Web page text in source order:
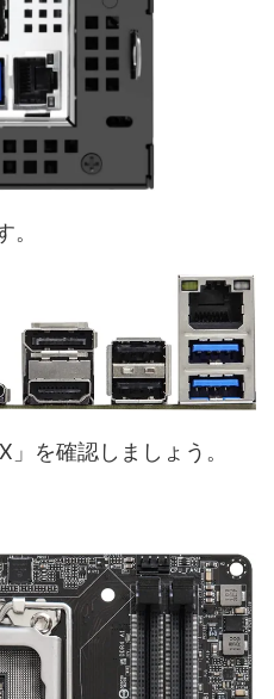
を確認しましょう。